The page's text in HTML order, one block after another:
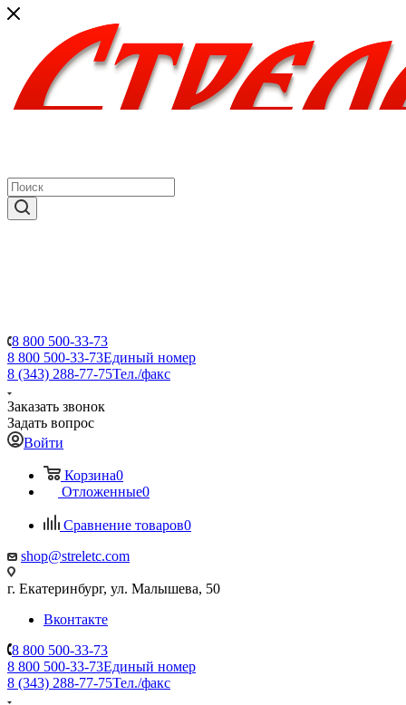
8 800 500-33-73
8 800 500-33-73Единый номер
8 (343) 288-77-75Тел./факс
Заказать звонок
Задать вопрос
Войти
Корзина0
Отложенные0
Сравнение товаров0
shop@streletc.com
г. Екатеринбург, ул. Малышева, 50
Вконтакте
8 800 500-33-73
8 800 500-33-73Единый номер
8 (343) 288-77-75Тел./факс